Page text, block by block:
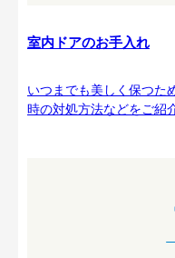
室内ドアのお手入れ
いつまでも美しく保つた
時の対処方法などをご紹